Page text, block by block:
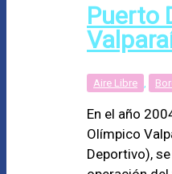
Puerto
Aire Libre
En el año
Olímpico
Deportivo),